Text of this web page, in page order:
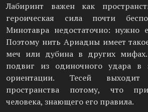
Лабиринт важен как
героическая сила почти
Минотавра недостаточно: нужно
Поэтому нить Ариадны имеет
меч или дубина в других
подвиг из одиночного удара в
ориентации. Тесей
пространства потому, что
человека, знающего его правила.